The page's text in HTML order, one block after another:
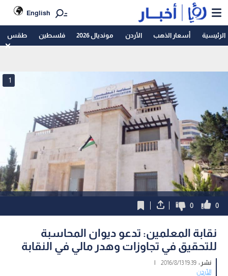
English
الرئيسية أسعار الذهب الأردن مونديال 2026 فلسطين طقس
1
0
0
نقابة المعلمين: تدعو ديوان المحاسبة
للتحقيق في تجاوزات وهدر مالي في النقابة
نشر :19:39 2016/8/13
|
الأردن